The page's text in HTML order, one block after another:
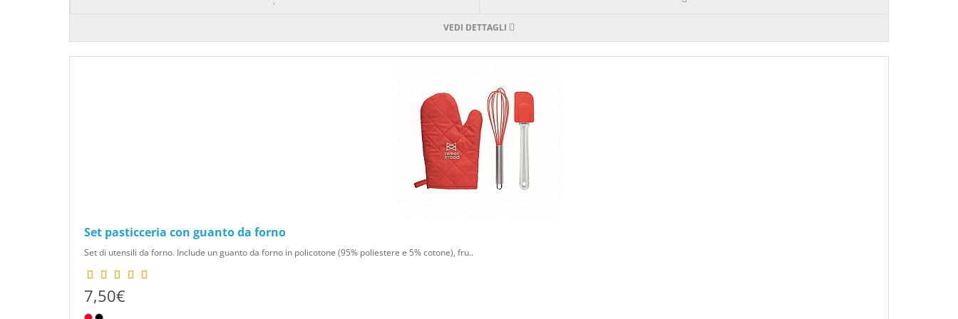
VEDI DETTAGLI
Set pasticceria con guanto da forno
Set di utensili da forno. Include un guanto da forno in policotone (95% poliestere e 5% cotone), fru..
7,50€